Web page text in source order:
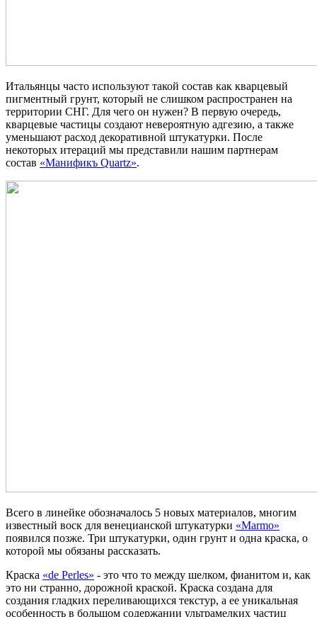
Итальянцы часто используют такой состав как кварцевый
пигментный грунт, который не слишком распространен на
территории СНГ. Для чего он нужен? В первую очередь,
кварцевые частицы создают невероятную адгезию, а также
уменьшают расход декоративной штукатурки. После
некоторых итераций мы представили нашим партнерам
состав «Манификъ Quartz».
Всего в линейке обозначалось 5 новых материалов, многим
известный воск для венецианской штукатурки «Marmo»
появился позже. Три штукатурки, один грунт и одна краска, о
которой мы обязаны рассказать.
Краска «de Perles» - это что то между шелком, фианитом и, как
это ни странно, дорожной краской. Краска создана для
создания гладких переливающихся текстур, а ее уникальная
особенность в большом содержании ультрамелких частиц